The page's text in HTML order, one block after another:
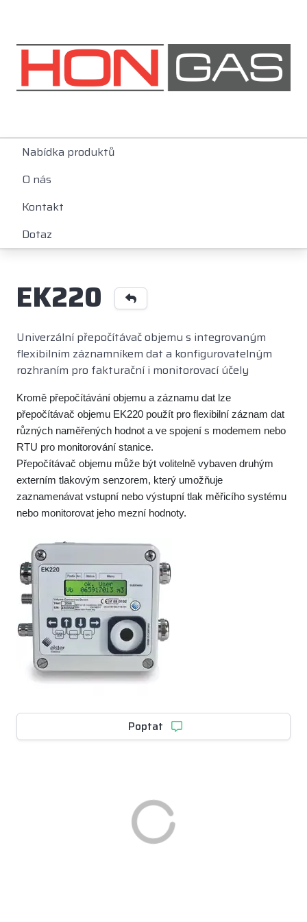
Nabídka produktů
O nás
Kontakt
Dotaz
EK220
Univerzální přepočítávač objemu s integrovaným
flexibilním záznamníkem dat a konfigurovatelným
rozhraním pro fakturační i monitorovací účely
Kromě přepočítávání objemu a záznamu dat lze
přepočítávač objemu EK220 použít pro flexibilní záznam dat
různých naměřených hodnot a ve spojení s modemem nebo
RTU pro monitorování stanice.
Přepočítávač objemu může být volitelně vybaven druhým
externím tlakovým senzorem, který umožňuje
zaznamenávat vstupní nebo výstupní tlak měřicího systému
nebo monitorovat jeho mezní hodnoty.
Poptat